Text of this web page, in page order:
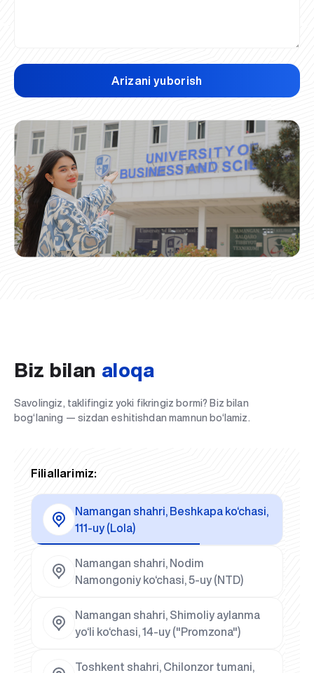
Arizani yuborish
Biz bilan aloqa
Savolingiz, taklifingiz yoki fikringiz bormi? Biz bilan
bog‘laning — sizdan eshitishdan mamnun bo‘lamiz.
Filiallarimiz:
Namangan shahri, Beshkapa ko‘chasi,
111-uy (Lola)
Namangan shahri, Nodim
Namongoniy ko‘chasi, 5-uy (NTD)
Namangan shahri, Shimoliy aylanma
yo‘li ko‘chasi, 14-uy ("Promzona")
Toshkent shahri, Chilonzor tumani,